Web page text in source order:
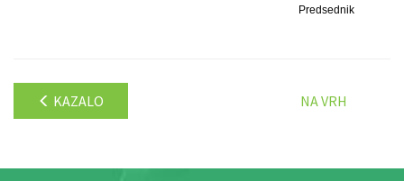
Predsednik
KAZALO NA VRH